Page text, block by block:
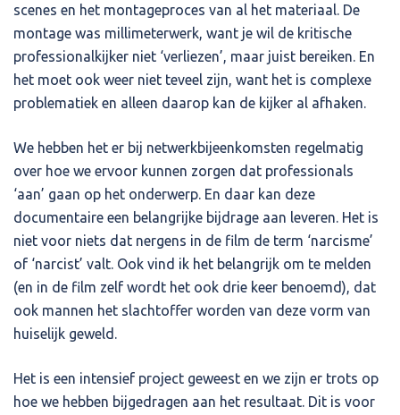
scenes en het montageproces van al het materiaal. De
montage was millimeterwerk, want je wil de kritische
professionalkijker niet ‘verliezen’, maar juist bereiken. En
het moet ook weer niet teveel zijn, want het is complexe
problematiek en alleen daarop kan de kijker al afhaken.
We hebben het er bij netwerkbijeenkomsten regelmatig
over hoe we ervoor kunnen zorgen dat professionals
‘aan’ gaan op het onderwerp. En daar kan deze
documentaire een belangrijke bijdrage aan leveren. Het is
niet voor niets dat nergens in de film de term ‘narcisme’
of ‘narcist’ valt. Ook vind ik het belangrijk om te melden
(en in de film zelf wordt het ook drie keer benoemd), dat
ook mannen het slachtoffer worden van deze vorm van
huiselijk geweld.
Het is een intensief project geweest en we zijn er trots op
hoe we hebben bijgedragen aan het resultaat. Dit is voor